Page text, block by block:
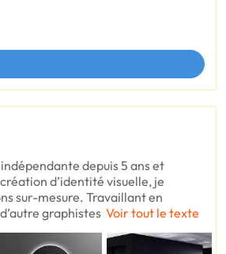
depuis 5 ans et
d’identité visuelle, je
sur-mesure. Travaillant en
graphistes Voir tout le texte